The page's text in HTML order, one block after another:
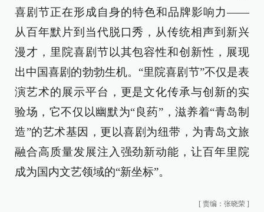
喜剧节正在形成自身的特色和品牌影响力——
从百年默片到当代脱口秀，从传统相声到新兴
漫才，里院喜剧节以其包容性和创新性，展现
出中国喜剧的勃勃生机。“里院喜剧节”不仅是表
演艺术的展示平台，更是文化传承与创新的实
验场，它不仅以幽默为“良药”，滋养着“青岛制
造”的艺术基因，更以喜剧为纽带，为青岛文旅
融合高质量发展注入强劲新动能，让百年里院
成为国内文艺领域的“新坐标”。
[ 责编：张晓荣 ]